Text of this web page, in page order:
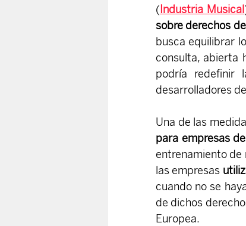
( Industria Musical
sobre derechos
busca equilibrar
consulta, abierta
podría redefinir
desarrolladores
Una de las
para empresas
entrenamiento de
las empresas
cuando no se
de dichos
Europea.